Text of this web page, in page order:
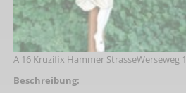
A 16 Kruzifix Hammer StrasseWerseweg 1
Beschreibung: